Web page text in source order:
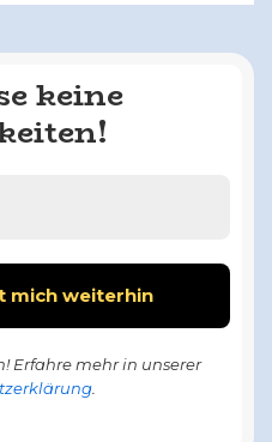
keine
Erfahre mehr in unserer
.